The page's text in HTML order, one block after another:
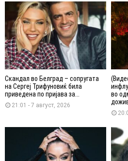
Скандал во Белград – сопругата
на Сергеј Трифуновиќ била
приведена по пријава за...
21:01 - 7 август, 2026
во